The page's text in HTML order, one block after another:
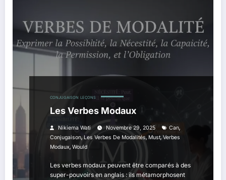
CONJUGAISON LEÇONS
Les Verbes Modaux
Nikiema Wati Novembre 29, 2025 Can,
Conjugaison, Les Verbes De Modalités, Must, Verbes
Modaux, Would
Les verbes modaux peuvent être comparés à des
super-pouvoirs en anglais : ils métamorphosent